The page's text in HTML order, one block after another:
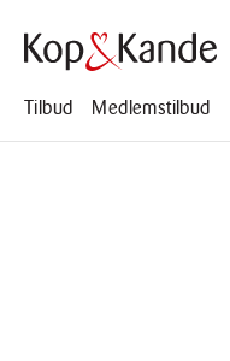
Tilbud
Medlemstilbud